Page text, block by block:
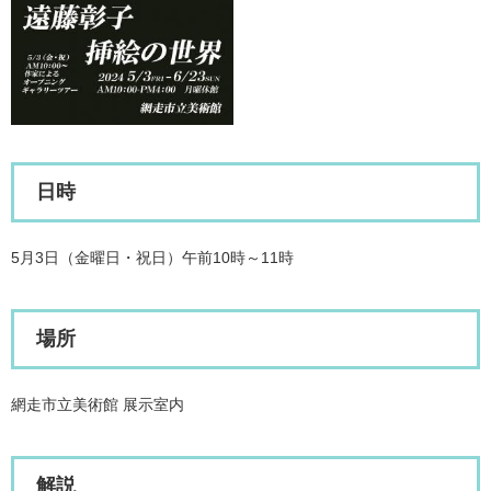
日時
5月3日（金曜日・祝日）午前10時～11時
場所
網走市立美術館 展示室内
解説